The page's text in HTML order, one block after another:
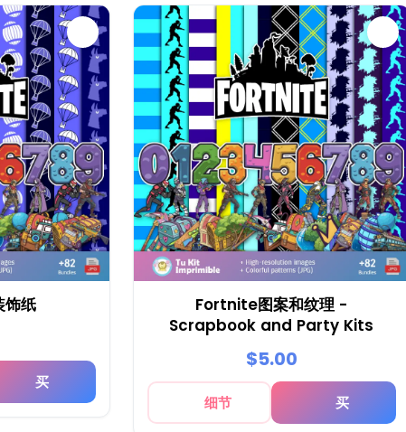
饰纸
买
Fortnite图案和纹理 -
Scrapbook and Party Kits
$5.00
细节 买